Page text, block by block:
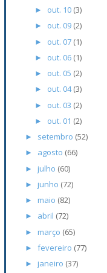
► out. 10 (3)
► out. 09 (2)
► out. 07 (1)
► out. 06 (1)
► out. 05 (2)
► out. 04(3)
► out. 03 (2)
► out. 01 (2)
► setembro (52)
► agosto (66)
► julho (60)
► junho (72)
► maio (82)
► abril (72)
► março (65)
►fevereiro (77)
► janeiro (37)